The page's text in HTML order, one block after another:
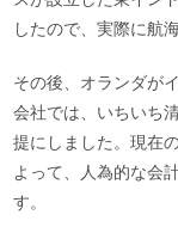
したので、実際に航
その後、オランダが
会社では、いちいち
提にしました。現在
よって、人為的な会
す。